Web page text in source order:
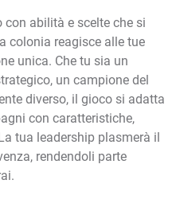
abilità e scelte che si
colonia reagisce alle tue
unica. Che tu sia un
un campione del
diverso, il gioco si adatta
con caratteristiche,
tua leadership plasmerà il
rendendoli parte